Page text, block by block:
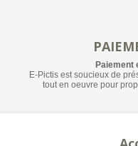
Paiement
E-Pictis est soucieux de
tout en oeuvre pour